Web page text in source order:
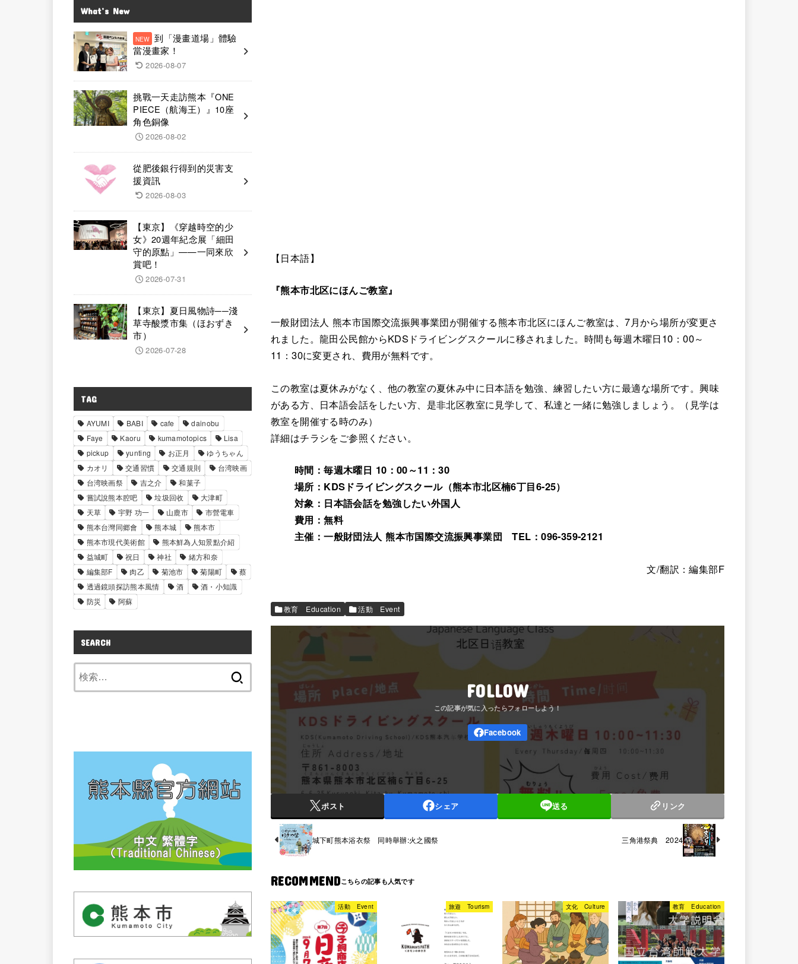
【日本語】
『熊本市北区にほんご教室』
一般財団法人 熊本市国際交流振興事業団が開催する熊本市北区にほんご教室は、7月から場所が変更さ
れました。龍田公民館からKDSドライビングスクールに移されました。時間も毎週木曜日10：00～
11：30に変更され、費用が無料です。
この教室は夏休みがなく、他の教室の夏休み中に日本語を勉強、練習したい方に最適な場所です。興味
がある方、日本語会話をしたい方、是非北区教室に見学して、私達と一緒に勉強しましょう。（見学は
教室を開催する時のみ）
詳細はチラシをご参照ください。
時間：毎週木曜日 10：00～11：30
場所：KDSドライビングスクール（熊本市北区楠6丁目6-25）
対象：日本語会話を勉強したい外国人
費用：無料
主催：一般財団法人 熊本市国際交流振興事業団 TEL：096-359-2121
文/翻訳：編集部F
教育 Education 活動 Event
FOLLOW
ポスト シェア 送る リンク
城下町熊本浴衣祭 同時舉辦:火之國祭 三角港祭典 2024
RECOMMEND
活動 Event 旅遊 Tourism 文化 Culture 教育 Education
What’s New
到「漫畫道場」體驗
當漫畫家！
2026-08-07
挑戰一天走訪熊本『ONE
PIECE（航海王）』10座
角色銅像
2026-08-02
從肥後銀行得到的災害支
援資訊
2026-08-03
【東京】《穿越時空的少
女》20週年紀念展「細田
守的原點」——一同來欣
賞吧！
2026-07-31
【東京】夏日風物詩──淺
草寺酸漿市集（ほおずき
市）
2026-07-28
TAG
AYUMI BABI cafe
dainobu
Faye
Kaoru kumamotopics
Lisa
pickup
yunting お正月
ゆうちゃん
カオリ
交通習慣 交通規則
台湾映画
台湾映画祭
吉之介
和菓子
嘗試說熊本腔吧
垃圾回收
大津町
天草
宇野 功一 山鹿市
市營電車
熊本台灣同郷會
熊本城
熊本市
熊本市現代美術館
熊本鮮為人知景點介紹
益城町
祝日 神社
緒方和奈
編集部F
肉乙 菊池市 菊陽町
蔡
透過鏡頭探訪熊本風情
酒
酒・小知識
防災
阿蘇
SEARCH